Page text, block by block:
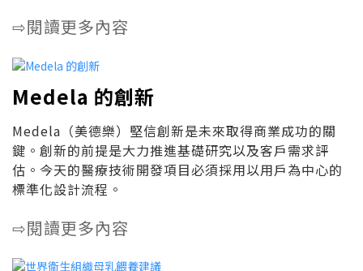
⇨閱讀更多內容
Medela 的創新
Medela（美德樂）堅信創新是未來取得商業成功的關
鍵。創新的前提是大力推進基礎研究以及客戶需求評
估。今天的醫療技術開發項目必須採用以用戶為中心的
標準化設計流程。
⇨閱讀更多內容